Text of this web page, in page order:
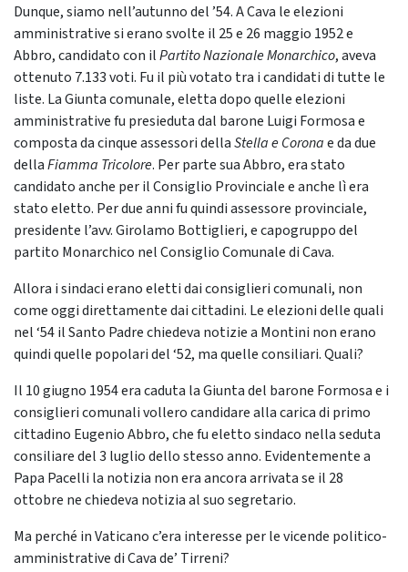
Dunque, siamo nell’autunno del ’54. A Cava le elezioni
amministrative si erano svolte il 25 e 26 maggio 1952 e
Abbro, candidato con ilPartito Nazionale Monarchico, aveva
ottenuto 7.133 voti. Fu il più votato tra i candidati di tutte le
liste. La Giunta comunale, eletta dopo quelle elezioni
amministrative fu presieduta dal barone Luigi Formosa e
composta da cinque assessori dellaStella e Coronae da due
dellaFiamma Tricolore. Per parte sua Abbro, era stato
candidato anche per il Consiglio Provinciale e anche lì era
stato eletto. Per due anni fu quindi assessore provinciale,
presidente l’avv. Girolamo Bottiglieri, e capogruppo del
partito Monarchico nel Consiglio Comunale di Cava.
Allora i sindaci erano eletti dai consiglieri comunali, non
come oggi direttamente dai cittadini. Le elezioni delle quali
nel ‘54 il Santo Padre chiedeva notizie a Montini non erano
quindi quelle popolari del ‘52, ma quelle consiliari. Quali?
Il 10 giugno 1954 era caduta la Giunta del barone Formosa e i
consiglieri comunali vollero candidare alla carica di primo
cittadino Eugenio Abbro, che fu eletto sindaco nella seduta
consiliare del 3 luglio dello stesso anno. Evidentemente a
Papa Pacelli la notizia non era ancora arrivata se il 28
ottobre ne chiedeva notizia al suo segretario.
Ma perché in Vaticano c’era interesse per le vicende politico-
amministrative di Cava de’ Tirreni?